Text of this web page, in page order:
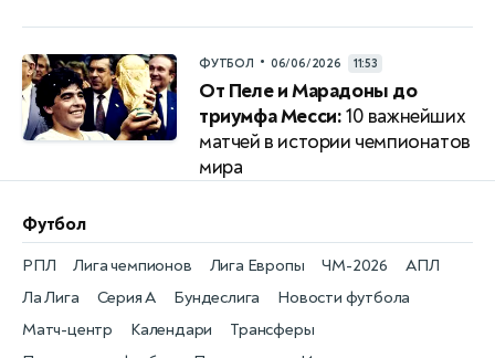
ФУТБОЛ • 06/06/2026 11:53
От Пеле и Марадоны до
триумфа Месси:10 важнейших
матчей в истории чемпионатов
мира
Футбол
Новости футбола
РПЛ
Матч-центр
Лига чемпионов
Календари
Лига Европы
Трансферы
ЧМ-2026 АПЛ
Ла Лига Серия А Бундеслига